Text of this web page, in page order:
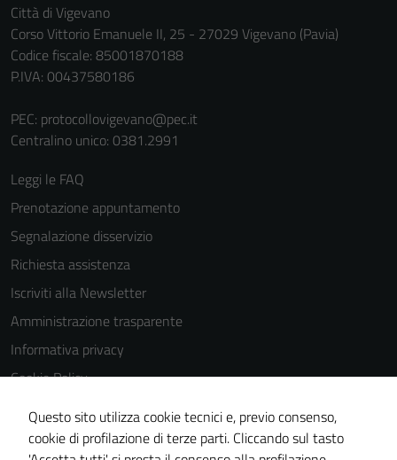
Città di Vigevano
Corso Vittorio Emanuele II, 25 - 27029 Vigevano (Pavia)
Codice fiscale: 85001870188
P.IVA: 00437580186
PEC: protocollovigevano@pec.it
Centralino unico: 0381.2991
Leggi le FAQ
Prenotazione appuntamento
Segnalazione disservizio
Richiesta assistenza
Iscriviti alla Newsletter
Amministrazione trasparente
Informativa privacy
Cookie Policy
Media policy
Note legali
Questo sito utilizza cookie tecnici e, previo consenso,
cookie di profilazione di terze parti. Cliccando sul tasto